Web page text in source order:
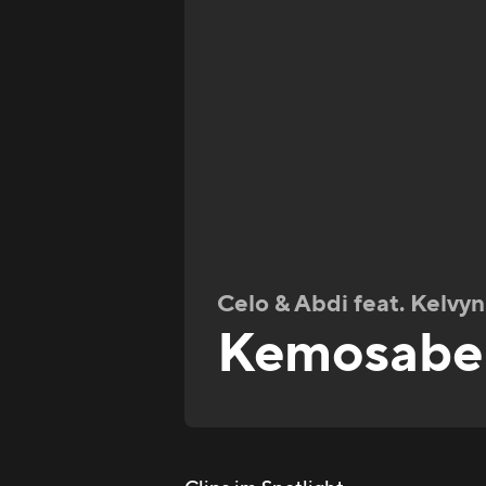
Celo & Abdi feat.
Kemosabe